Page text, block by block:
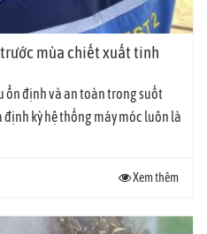
mùa chiết xuất tinh
ổn định và an toàn trong suốt
kỳ hệ thống máy móc luôn là
Xem thêm